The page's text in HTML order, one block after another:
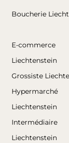
Boucherie
E-commerce
Liechtenstein
Grossiste
Hypermarché
Liechtenstein
Intermédiaire
Liechtenstein